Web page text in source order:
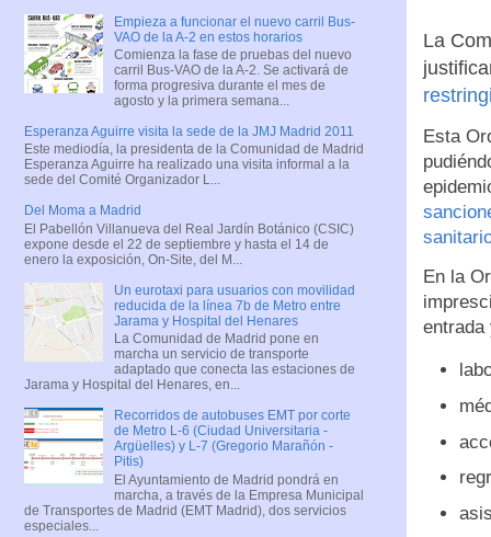
La
Esta
En la
entrada
Empieza a funcionar el nuevo carril Bus-
VAO de la A-2 en estos horarios
Comienza la fase de pruebas del nuevo
carril Bus-VAO de la A-2. Se activará de
forma progresiva durante el mes de
agosto y la primera semana...
Esperanza Aguirre visita la sede de la JMJ Madrid 2011
Este mediodía, la presidenta de la Comunidad de Madrid
Esperanza Aguirre ha realizado una visita informal a la
sede del Comité Organizador L...
Del Moma a Madrid
El Pabellón Villanueva del Real Jardín Botánico (CSIC)
expone desde el 22 de septiembre y hasta el 14 de
enero la exposición, On-Site, del M...
Un eurotaxi para usuarios con movilidad
reducida de la línea 7b de Metro entre
Jarama y Hospital del Henares
La Comunidad de Madrid pone en
marcha un servicio de transporte
adaptado que conecta las estaciones de
Jarama y Hospital del Henares, en...
Recorridos de autobuses EMT por corte
de Metro L-6 (Ciudad Universitaria -
Argüelles) y L-7 (Gregorio Marañón -
Pitis)
El Ayuntamiento de Madrid pondrá en
marcha, a través de la Empresa Municipal
de Transportes de Madrid (EMT Madrid), dos servicios
especiales...